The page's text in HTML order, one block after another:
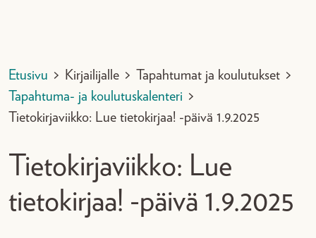
Etusivu > Kirjailijalle > Tapahtumat ja koulutukset >
Tapahtuma- ja koulutuskalenteri >
Tietokirjaviikko: Lue tietokirjaa! -päivä 1.9.2025
Tietokirjaviikko: Lue
tietokirjaa! -päivä 1.9.2025